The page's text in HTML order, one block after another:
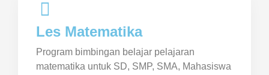
Les Matematika
Program bimbingan belajar pelajaran
matematika untuk SD, SMP, SMA, Mahasiswa